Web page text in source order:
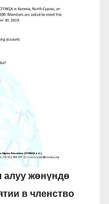
алуу жөнүндө
в членство